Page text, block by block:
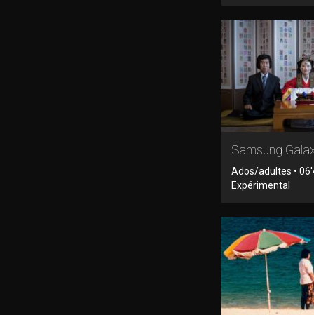
Samsung
Ados/adultes •
Expérimental